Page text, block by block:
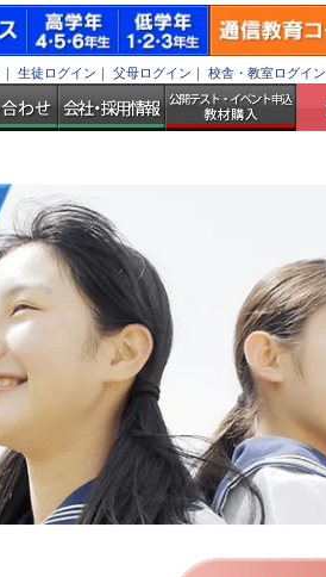
｜ 生徒ログイン ｜ 父母ログイン ｜ 校舎・教室ログイン